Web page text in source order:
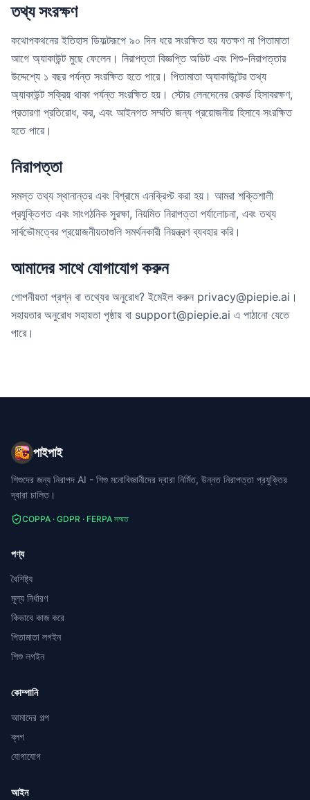
তথ্য সংরক্ষণ
কথোপকথনের ইতিহাস ডিফল্টরূপে ৯০ দিন ধরে সংরক্ষিত হয় যতক্ষণ না পিতামাতা
আগে অ্যাকাউন্ট মুছে ফেলেন। নিরাপত্তা বিজ্ঞপ্তি অডিট এবং শিশু-নিরাপত্তার
উদ্দেশ্যে ১ বছর পর্যন্ত সংরক্ষিত হতে পারে। পিতামাতা অ্যাকাউন্টের তথ্য
অ্যাকাউন্ট সক্রিয় থাকা পর্যন্ত সংরক্ষিত হয়। স্টোর লেনদেনের রেকর্ড হিসাবরক্ষণ,
প্রতারণা প্রতিরোধ, কর, এবং আইনগত সম্মতি জন্য প্রয়োজনীয় হিসাবে সংরক্ষিত
হতে পারে।
নিরাপত্তা
সমস্ত তথ্য স্থানান্তর এবং বিশ্রামে এনক্রিপ্ট করা হয়। আমরা শক্তিশালী
প্রযুক্তিগত এবং সাংগঠনিক সুরক্ষা, নিয়মিত নিরাপত্তা পর্যালোচনা, এবং তথ্য
সার্বভৌমত্বের প্রয়োজনীয়তাগুলি সমর্থনকারী নিয়ন্ত্রণ ব্যবহার করি।
আমাদের সাথে যোগাযোগ করুন
গোপনীয়তা প্রশ্ন বা তথ্যের অনুরোধ? ইমেইল করুন privacy@piepie.ai।
সহায়তার অনুরোধ সহায়তা পৃষ্ঠায় বা support@piepie.ai এ পাঠানো যেতে
পারে।
পাইপাই
শিশুদের জন্য নিরাপদ AI - শিশু মনোবিজ্ঞানীদের দ্বারা নির্মিত, উন্নত নিরাপত্তা প্রযুক্তির
দ্বারা চালিত।
COPPA · GDPR · FERPA সম্মত
পণ্য
বৈশিষ্ট্য
মূল্য নির্ধারণ
কিভাবে কাজ করে
পিতামাতা লগইন
শিশু লগইন
কোম্পানি
আমাদের গল্প
ব্লগ
যোগাযোগ
আইন